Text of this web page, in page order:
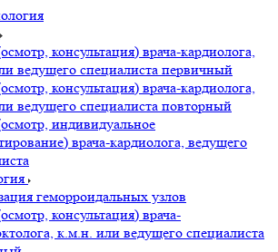
консультация) врача-кардиолога,
ведущего специалиста первичный
консультация) врача-кардиолога,
ведущего специалиста повторный
индивидуальное
врача-кардиолога, ведущего
геморроидальных узлов
консультация) врача-
к.м.н. или ведущего специалиста